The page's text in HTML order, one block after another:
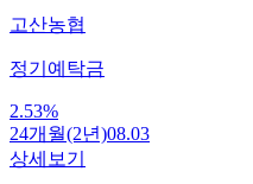
고산농협
정기예탁금
2.53%
24개월(2년)08.03
상세보기